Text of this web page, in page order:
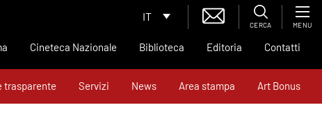
IT
CERCA MENU
Cineteca Nazionale Biblioteca Editoria Contatti
trasparente Servizi News Area stampa Art Bonus